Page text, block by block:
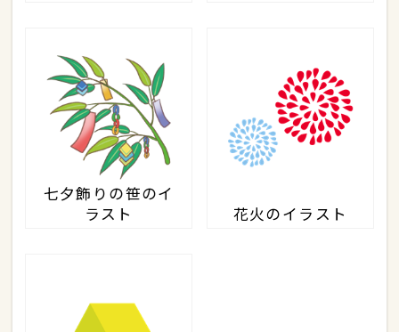
七夕飾りの笹のイ
ラスト
花火のイラスト